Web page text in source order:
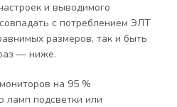
и выводимого
с потреблением ЭЛТ
размеров, так и быть
— ниже.
на 95 %
ламп подсветки или